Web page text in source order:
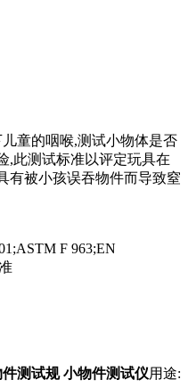
童的咽喉,测试小物体是否
,此测试标准以评定玩具在
有被小孩误吞物件而导致窒
F 963;EN
测试规 小物件测试仪用途: